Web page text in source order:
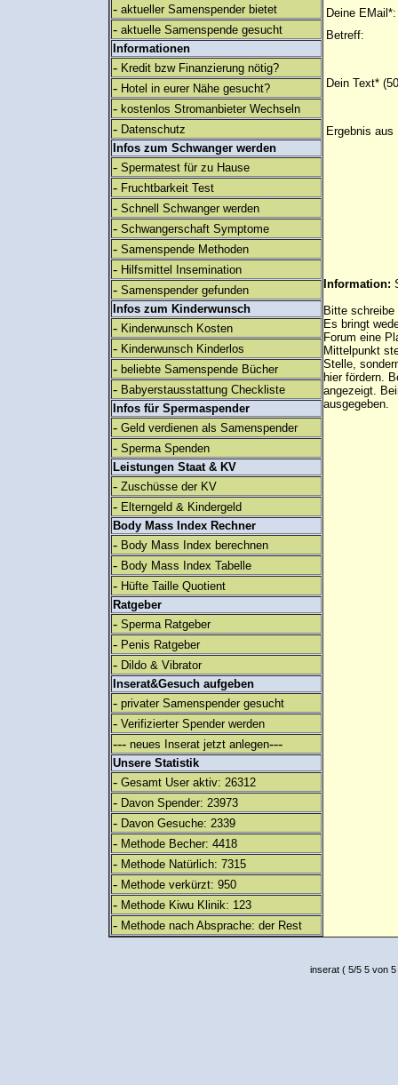
- aktueller Samenspender bietet
- aktuelle Samenspende gesucht
Informationen
- Kredit bzw Finanzierung nötig?
- Hotel in eurer Nähe gesucht?
- kostenlos Stromanbieter Wechseln
- Datenschutz
Infos zum Schwanger werden
- Spermatest für zu Hause
- Fruchtbarkeit Test
- Schnell Schwanger werden
- Schwangerschaft Symptome
- Samenspende Methoden
- Hilfsmittel Insemination
- Samenspender gefunden
Infos zum Kinderwunsch
- Kinderwunsch Kosten
- Kinderwunsch Kinderlos
- beliebte Samenspende Bücher
- Babyerstausstattung Checkliste
Infos für Spermaspender
- Geld verdienen als Samenspender
- Sperma Spenden
Leistungen Staat & KV
- Zuschüsse der KV
- Elterngeld & Kindergeld
Body Mass Index Rechner
- Body Mass Index berechnen
- Body Mass Index Tabelle
- Hüfte Taille Quotient
Ratgeber
- Sperma Ratgeber
- Penis Ratgeber
- Dildo & Vibrator
Inserat&Gesuch aufgeben
- privater Samenspender gesucht
- Verifizierter Spender werden
--- neues Inserat jetzt anlegen---
Unsere Statistik
- Gesamt User aktiv: 26312
- Davon Spender: 23973
- Davon Gesuche: 2339
- Methode Becher: 4418
- Methode Natürlich: 7315
- Methode verkürzt: 950
- Methode Kiwu Klinik: 123
- Methode nach Absprache: der Rest
Deine EMail*:
Betreff:
Dein Text*
Ergebnis aus
Information:
Bitte
Es bringt
Forum eine
Mittelpunkt
Stelle,
hier fördern.
angezeigt.
ausgegeben.
inserat( 5/5 5 von 5